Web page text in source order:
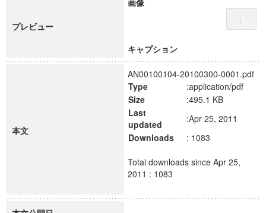
プレビュー
画像
キャプション
本文
AN00100104-20100300-0001.pdf
Type
:application/pdf
Size
:495.1 KB
Last
updated
:Apr 25, 2011
Downloads
: 1083
Total downloads since Apr 25,
2011 : 1083